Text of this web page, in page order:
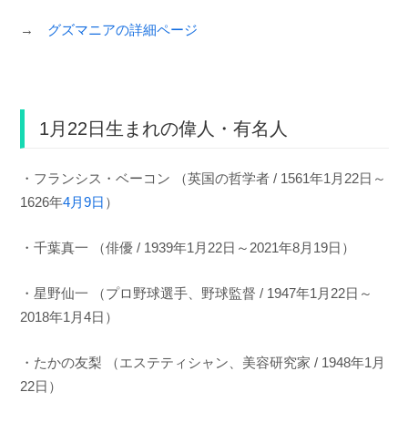
→ グズマニアの詳細ページ
1月22日生まれの偉人・有名人
・フランシス・ベーコン （英国の哲学者 / 1561年1月22日～
1626年4月9日 ）
・千葉真一 （俳優 / 1939年1月22日～2021年8月19日）
・星野仙一 （プロ野球選手、野球監督 / 1947年1月22日～
2018年1月4日）
・たかの友梨 （エステティシャン、美容研究家 / 1948年1月
22日）